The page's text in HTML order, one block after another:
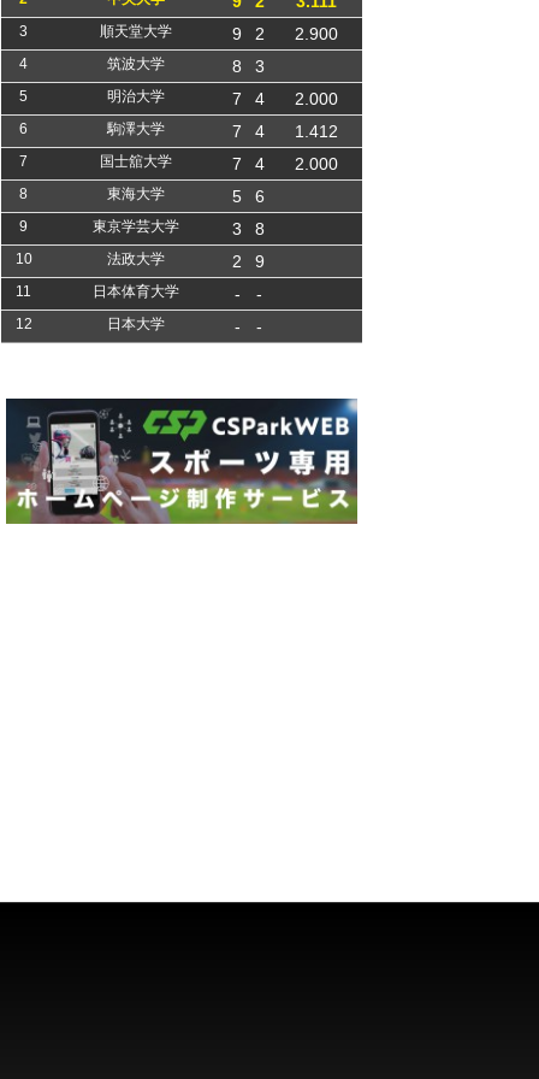
3 順天堂大学 9 2 2.900
4 筑波大学 8 3
5 明治大学 7 4 2.000
6 駒澤大学 7 4 1.412
7 国士舘大学 7 4 2.000
8 東海大学 5 6
9 東京学芸大学 3 8
10 法政大学 2 9
11 日本体育大学 - -
12 日本大学 - -